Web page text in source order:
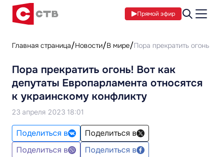
Прямой эфир
Главная страница Новости В мире Пора прекратить огонь!
Пора прекратить огонь! Вот как
депутаты Европарламента относятся
к украинскому конфликту
23 апреля 2023 18:01
Поделиться в
Поделиться в
Поделиться в
Поделиться в